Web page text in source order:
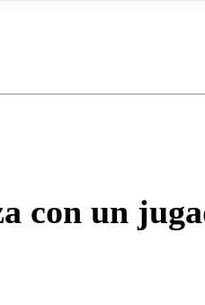
con un